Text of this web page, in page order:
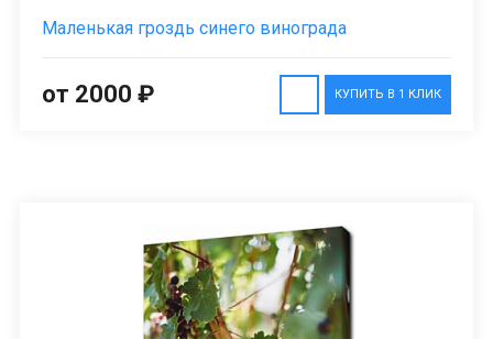
Маленькая гроздь синего винограда
КУПИТЬ В 1 КЛИК
от 2000 ₽